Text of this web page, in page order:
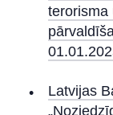
terorisma
Latvijas